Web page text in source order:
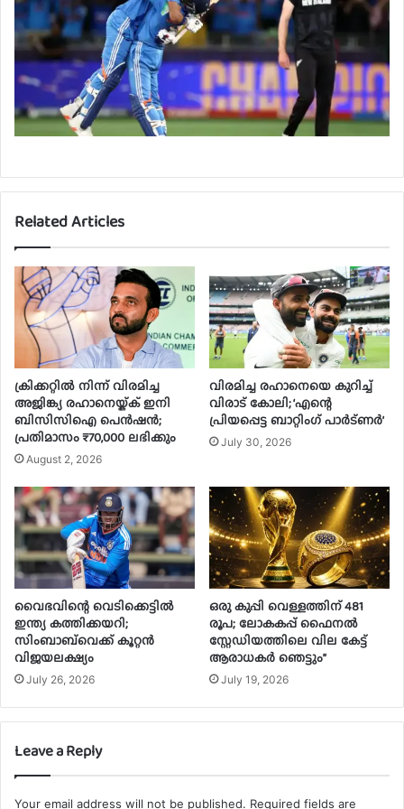
Related Articles
ക്രിക്കറ്റിൽ നിന്ന് വിരമിച്ച
അജിങ്ക്യ രഹാനെയ്ക്ക് ഇനി
ബിസിസിഐ പെൻഷൻ;
പ്രതിമാസം ₹70,000 ലഭിക്കും
August 2, 2026
വിരമിച്ച രഹാനെയെ കുറിച്ച്
വിരാട് കോലി; ‘എന്റെ
പ്രിയപ്പെട്ട ബാറ്റിംഗ് പാർട്ണർ’
July 30, 2026
വൈഭവിന്റെ വെടിക്കെട്ടിൽ
ഇന്ത്യ കത്തിക്കയറി;
സിംബാബ്‌വെക്ക് കൂറ്റൻ
വിജയലക്ഷ്യം
July 26, 2026
ഒരു കുപ്പി വെള്ളത്തിന് 481
രൂപ; ലോകകപ്പ് ഫൈനൽ
സ്റ്റേഡിയത്തിലെ വില കേട്ട്
ആരാധകർ ഞെട്ടും”
July 19, 2026
Leave a Reply
Your email address will not be published. Required fields are